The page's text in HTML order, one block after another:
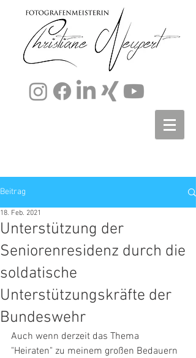
Beitrag
Unterstützung der
Seniorenresidenz durch die
soldatische
Unterstützungskräfte der
Bundeswehr
18. Feb. 2021
Auch wenn derzeit das Thema
"Heiraten" zu meinem großen Bedauern